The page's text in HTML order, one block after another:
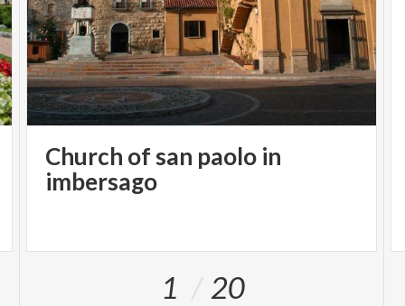
Church of san paolo in
imbersago
1 20